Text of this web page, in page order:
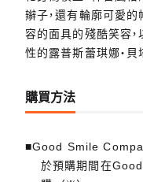
辮子，還有輪廓可愛
容的面具的殘酷笑容
性的露普斯蕾琪娜‧貝
購買方法
■Good Smile
於預購期間在